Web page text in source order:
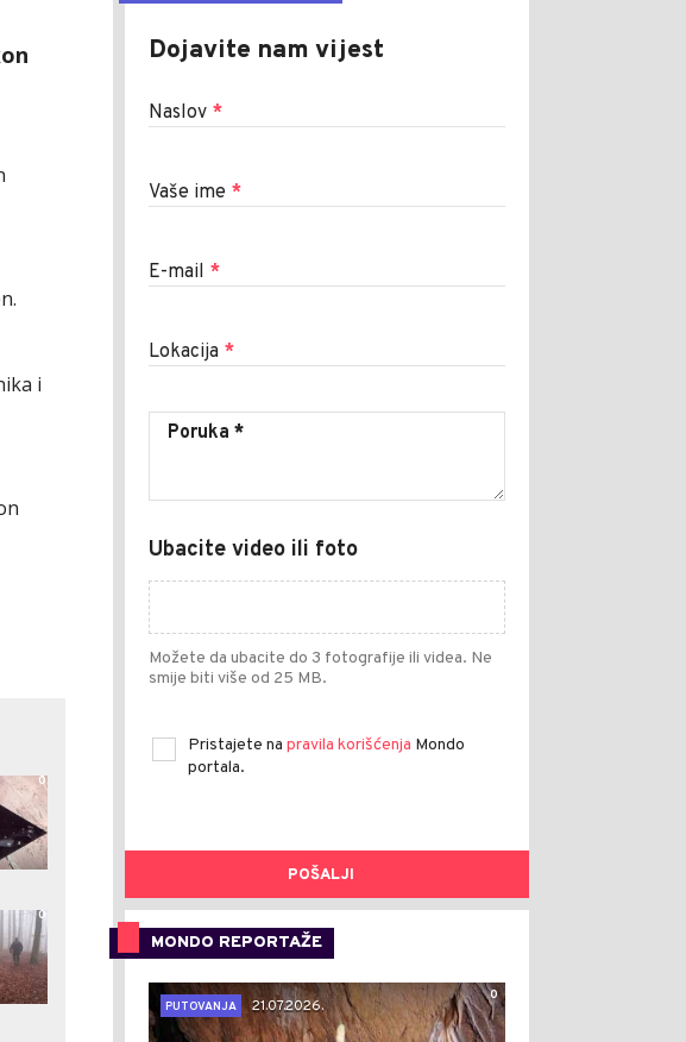
i
0
0
Dojavite nam vijest
Naslov *
Vaše ime *
E-mail *
Lokacija *
Ubacite video ili foto
Možete da ubacite do 3 fotografije ili videa. Ne
smije biti više od 25 MB.
Pristajete na pravila korišćenja Mondo
portala.
POŠALJI
MONDO REPORTAŽE
0
PUTOVANJA
21.07.2026.